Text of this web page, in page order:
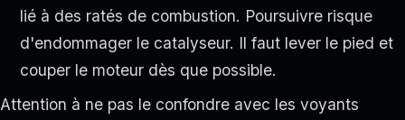
lié à des ratés de combustion. Poursuivre risque
d'endommager le catalyseur. Il faut lever le pied et
couper le moteur dès que possible.
Attention à ne pas le confondre avec les voyants